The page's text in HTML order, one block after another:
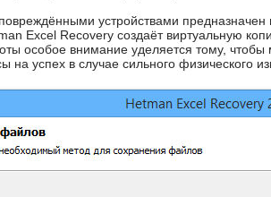
устройствами
Excel Recovery создаёт виртуальную
особое внимание уделяется тому,
на успех в случае сильного физического